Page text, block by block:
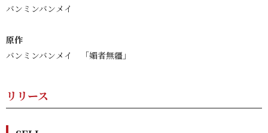
バンミンバンメイ
原作
バンミンバンメイ 「媚者無疆」
リリース